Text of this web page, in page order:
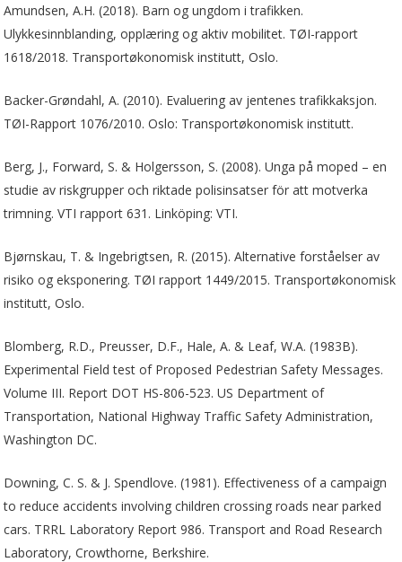
Amundsen, A.H. (2018). Barn og ungdom i trafikken.
Ulykkesinnblanding, opplæring og aktiv mobilitet. TØI-rapport
1618/2018. Transportøkonomisk institutt, Oslo.
Backer-Grøndahl, A. (2010). Evaluering av jentenes trafikkaksjon.
TØI-Rapport 1076/2010. Oslo: Transportøkonomisk institutt.
Berg, J., Forward, S. & Holgersson, S. (2008). Unga på moped – en
studie av riskgrupper och riktade polisinsatser för att motverka
trimning. VTI rapport 631. Linköping: VTI.
Bjørnskau, T. & Ingebrigtsen, R. (2015). Alternative forståelser av
risiko og eksponering. TØI rapport 1449/2015. Transportøkonomisk
institutt, Oslo.
Blomberg, R.D., Preusser, D.F., Hale, A. & Leaf, W.A. (1983B).
Experimental Field test of Proposed Pedestrian Safety Messages.
Volume III. Report DOT HS-806-523. US Department of
Transportation, National Highway Traffic Safety Administration,
Washington DC.
Downing, C. S. & J. Spendlove. (1981). Effectiveness of a campaign
to reduce accidents involving children crossing roads near parked
cars. TRRL Laboratory Report 986. Transport and Road Research
Laboratory, Crowthorne, Berkshire.